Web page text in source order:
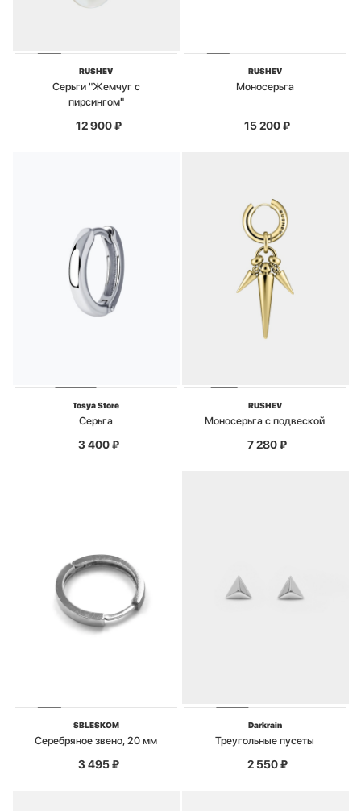
RUSHEV
Серьги "Жемчуг с
пирсингом"
12 900₽
RUSHEV
Моносерьга
15 200₽
Tosya Store
Серьга
3 400₽
RUSHEV
Моносерьга с подвеской
7 280₽
SBLESKOM
Серебряное звено, 20 мм
3 495₽
Darkrain
Треугольные пусеты
2 550₽